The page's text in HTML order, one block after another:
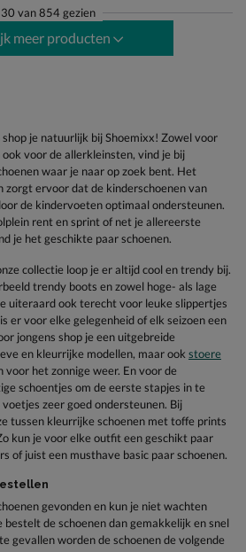
30 van854 gezien
meer producten
je natuurlijk bij Shoemixx! Zowel voor
voor de allerkleinsten, vind je bij
waar je naar op zoek bent. Het
zorgt ervoor dat de kinderschoenen van
de kindervoeten optimaal ondersteunen.
rent en sprint of net je allereerste
je het geschikte paar schoenen.
collectie loop je er altijd cool en trendy bij.
trendy boots en zowel hoge- als lage
uiteraard ook terecht voor leuke slippertjes
er voor elke gelegenheid of elk seizoen een
jongens shop je een uitgebreide
en kleurrijke modellen, maar ookstoere
voor het zonnige weer. En voor de
schoentjes om de eerste stapjes in te
zeer goed ondersteunen. Bij
tussen kleurrijke schoenen met toffe prints
kun je voor elke outfit een geschikt paar
of juist een musthave basic paar schoenen.
gevonden en kun je niet wachten
bestelt de schoenen dan gemakkelijk en snel
gevallen worden de schoenen de volgende